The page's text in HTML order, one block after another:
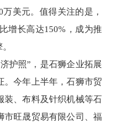
美元。值得关注的是，
增长高达150%，成为推
照”，是石狮企业拓展
。今年上半年，石狮市贸
装、布料及针织机械等石
市旺晟贸易有限公司、福